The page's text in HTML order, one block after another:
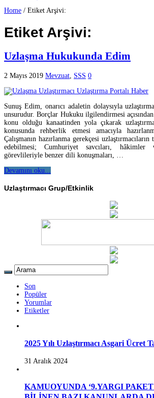
Home / Etiket Arşivi:
Etiket Arşivi:
Uzlaşma Hukukunda Edim
2 Mayıs 2019 Mevzuat SSS 0
Sunuş Edim, onarıcı adaletin dolaysıyla
unsurudur. Borçlar Hukuku ilgilendirmesi
konu olduğu kanaatinden yola çıkarak
konusunda rehberlik etmesi amacıyla
Çalışmanın hazırlanma gerekçesi
edebilmesi; Cumhuriyet savcıları, hâkimler
görevlileriyle benzer dili konuşmaları, …
Devamını oku...
Uzlaştırmacı Grup/Etkinlik
Son
Popüler
Yorumlar
Etiketler
2025 Yılı Uzlaştırmacı Asgari Ücret
31 Aralık 2024
KAMUOYUNDA ‘9.YARGI